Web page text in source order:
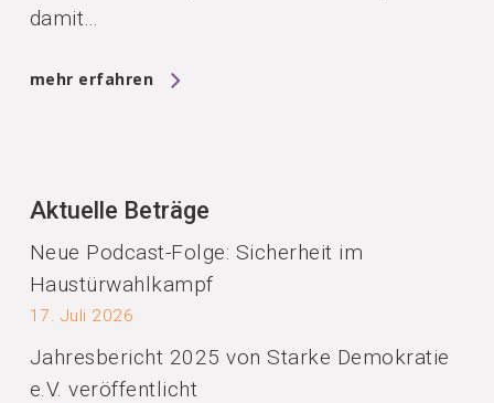
damit…
mehr erfahren
Aktuelle Beträge
Neue Podcast-Folge: Sicherheit im
Haustürwahlkampf
17. Juli 2026
Jahresbericht 2025 von Starke Demokratie
e.V. veröffentlicht